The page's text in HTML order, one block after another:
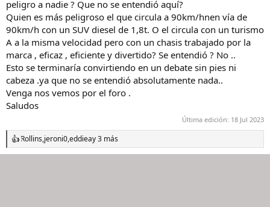
peligro a nadie ? Que no se entendió aquí?
Quien es más peligroso el que circula a 90km/hnen vía de
90km/h con un SUV diesel de 1,8t. O el circula con un turismo
A a la misma velocidad pero con un chasis trabajado por la
marca , eficaz , eficiente y divertido? Se entendió ? No ..
Esto se terminaría convirtiendo en un debate sin pies ni
cabeza .ya que no se entendió absolutamente nada..
Venga nos vemos por el foro .
Saludos
Última edición: 18 Jul 2023
R
e
Rollins,jeroni0,eddieay 3 más